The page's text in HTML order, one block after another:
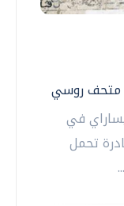
في
تحمل